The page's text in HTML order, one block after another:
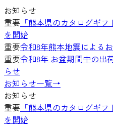
お知らせ
重要 「熊本県のカタログギ
を開始
重要令和8年熊本地震による
重要令和8年 お盆期間中の出
らせ
お知らせ一覧→
お知らせ
重要 「熊本県のカタログギ
を開始